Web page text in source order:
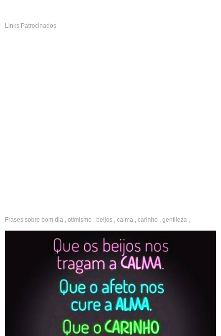
Links Patrocinados
Frases sobre bom dia otimismo beijos calma carinho gentileza